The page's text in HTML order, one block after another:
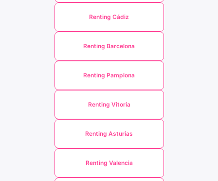
Renting Cádiz
Renting Barcelona
Renting Pamplona
Renting Vitoria
Renting Asturias
Renting Valencia